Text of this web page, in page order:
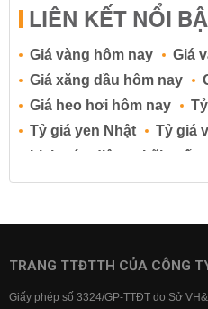
LIÊN KẾT NỔI
Giá vàng hôm nay
Giá
Giá xăng dầu hôm nay
Giá heo hơi hôm nay
Tỷ giá yen Nhật
Tỷ giá
Lịch cúp điện
Lãi suất
Lãi suất tiết kiệm
Lãi
Lãi suất ngân hàng BIDV
TRANG TTĐTTH CỦA CÔNG
Giấy phép số 3324/GP-TTĐT do Sở